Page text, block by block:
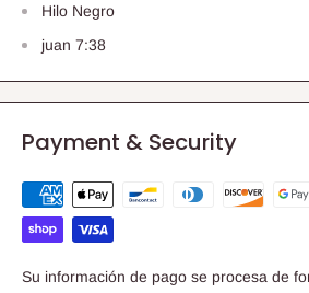
Hilo Negro
juan 7:38
Payment & Security
Su información de pago se procesa de